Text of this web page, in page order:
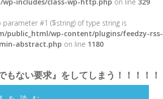
parameter #1 ($string) of type string is
public_html/wp-content/plugins/feedzy-rss-
abstract.php on line 1180
もない要求』をしてしまう！！！！！